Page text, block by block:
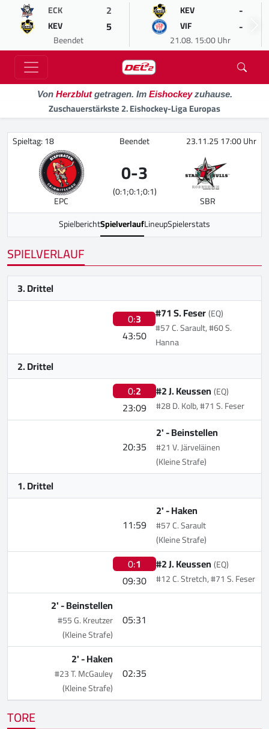
ECK 2
KEV 5
Beendet
KEV -
VIF -
21.08. 15:00 Uhr
Von Herzblutgetragen. Im Eishockeyzuhause.
Zuschauerstärkste 2. Eishockey-Liga Europas
Spieltag: 18 Beendet 23.11.25 17:00 Uhr
EPC
0-3
(0:1;0:1;0:1)
SBR
SpielberichtSpielverlaufLineupSpielerstats
SPIELVERLAUF
3. Drittel
0:3
43:50
#71 S. Feser(EQ)
#57 C. Sarault, #60 S.
Hanna
2. Drittel
0:2
23:09
#2 J. Keussen(EQ)
#28 D. Kolb, #71 S. Feser
20:35
2' -Beinstellen
#21 V. Järveläinen
(Kleine Strafe)
1. Drittel
11:59
2' -Haken
#57 C. Sarault
(Kleine Strafe)
0:1
09:30
#2 J. Keussen(EQ)
#12 C. Stretch, #71 S. Feser
05:31
2' -Beinstellen
#55 G. Kreutzer
(Kleine Strafe)
02:35
2' -Haken
#23 T. McGauley
(Kleine Strafe)
TORE